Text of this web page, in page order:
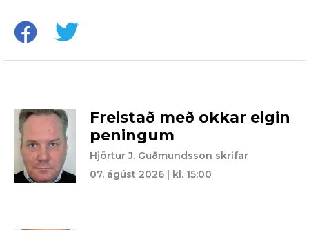
Freistað með okkar eigin
peningum
Hjörtur J. Guðmundsson skrifar
07. ágúst 2026 | kl. 15:00